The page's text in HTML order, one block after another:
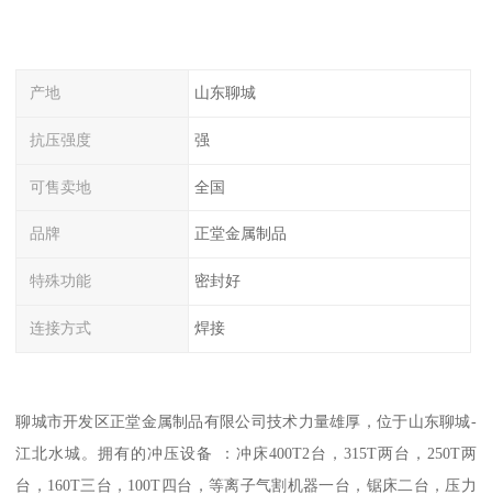
产地 山东聊城
抗压强度 强
可售卖地 全国
品牌 正堂金属制品
特殊功能 密封好
连接方式 焊接
聊城市开发区正堂金属制品有限公司技术力量雄厚，位于山东聊城-
江北水城。拥有的冲压设备 ：冲床400T2台，315T两台，250T两
台，160T三台，100T四台，等离子气割机器一台，锯床二台，压力